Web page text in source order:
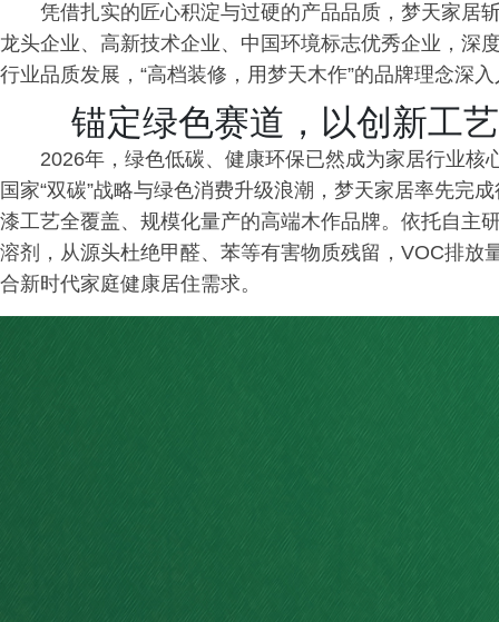
凭借扎实的匠心积淀与过硬的产品品质，梦天家居
龙头企业、高新技术企业、中国环境标志优秀企业，深
行业品质发展，“高档装修，用梦天木作”的品牌理念深
锚定绿色赛道，以创新工
2026年，绿色低碳、健康环保已然成为家居行业
国家“双碳”战略与绿色消费升级浪潮，梦天家居率先完
漆工艺全覆盖、规模化量产的高端木作品牌。依托自主
溶剂，从源头杜绝甲醛、苯等有害物质残留，VOC排放
合新时代家庭健康居住需求。